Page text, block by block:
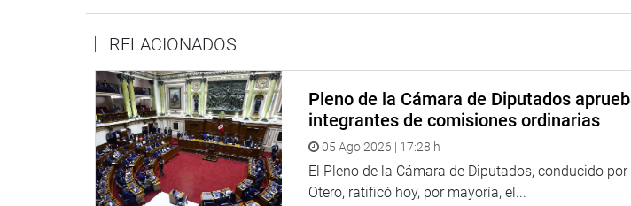
confianza debería estar centrado en el tema de la descentralización”, dijo el legislador.
Por su parte, el congresista Mauricio Mulder Bedoya (CPA) dijo que el PCM había
confianza sobre la base de los denominados ejes que materializaron en un decreto
cumplimiento de Ejecutivo, pero el Congreso no está obligado a seguirlos.
“Han decidido convertirlo en un objeto de confianza y no pueden decir que la confianza
ejes. No se le puede aceptar al presidente del Consejo de Ministros que los proyectos
non para la cuestión de confianza”, dijo el legislador, adelantando que el Partido
cuestión de confianza, pero haciendo respetar los fueros del Congreso.
RELACIONADOS
Pleno de la Cámara de Diputados
integrantes de comisiones ordinarias
05 Ago 2026 | 17:28 h
El Pleno de la Cámara de Diputados, conducido
Otero, ratificó hoy, por mayoría, el...